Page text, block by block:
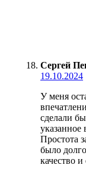
Сергей
19.10.2024
У меня
сделали
указанное
Простота
было
качество и